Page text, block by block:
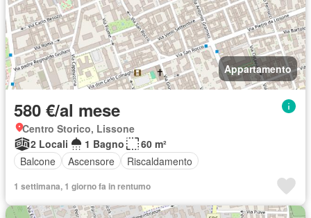
Appartamento
580 €/al mese
Centro Storico, Lissone
2 Locali
1 Bagno
60 m²
Balcone
Ascensore Riscaldamento
1 settimana, 1 giorno fa in rentumo